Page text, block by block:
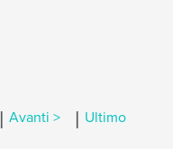
| Avanti > | Ultimo